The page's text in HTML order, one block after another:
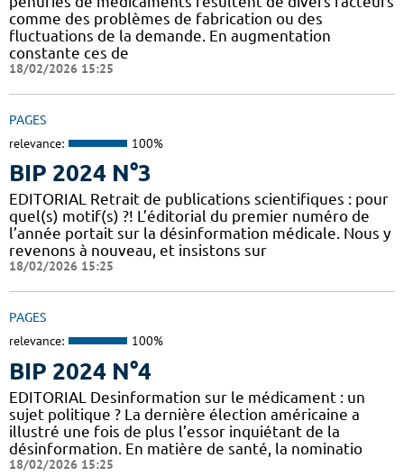
comme des problèmes de fabrication ou des
fluctuations de la demande. En augmentation
constante ces de
18/02/2026 15:25
PAGES
relevance: 100%
BIP 2024 N°3
EDITORIAL Retrait de publications scientifiques : pour
quel(s) motif(s) ?! L’éditorial du premier numéro de
l’année portait sur la désinformation médicale. Nous y
revenons à nouveau, et insistons sur
18/02/2026 15:25
PAGES
relevance: 100%
BIP 2024 N°4
EDITORIAL Desinformation sur le médicament : un
sujet politique ? La dernière élection américaine a
illustré une fois de plus l’essor inquiétant de la
désinformation. En matière de santé, la nominatio
18/02/2026 15:25